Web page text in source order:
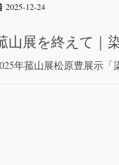
2025-12-24
山展を終えて｜
年菰山展松原豊展示「